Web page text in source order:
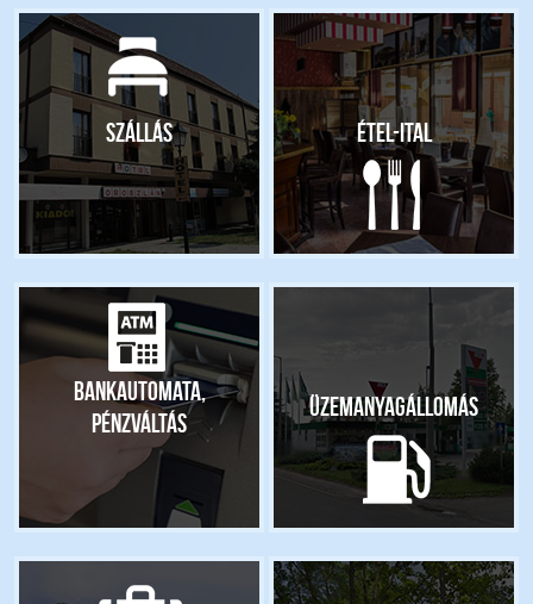
Szállás Étel-ital
Bankautomata,
pénzváltás
Üzemanyagállomás